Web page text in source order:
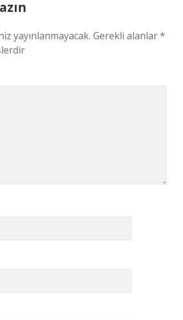
yayınlanmayacak. Gerekli alanlar*